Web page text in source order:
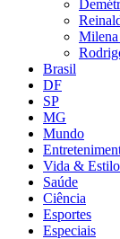
Brasil
DF
SP
MG
Mundo
Vida & Estilo
Saúde
Ciência
Esportes
Especiais